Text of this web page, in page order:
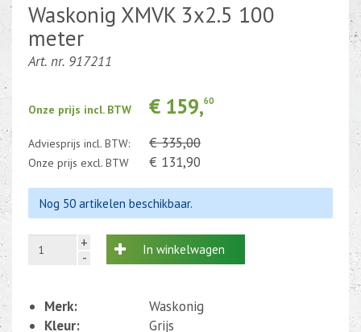
CEE-stekker-contra 380-230V
Beweging-Tijd-Rook Sensors
Outletdeals
Bulkverpakking
Waskonig XMVK 3x2.5 100
meter
Art. nr. 917211
Onze prijs incl. BTW € 159,60
Adviesprijs incl. BTW: € 335,00
Onze prijs excl. BTW € 131,90
Nog 50 artikelen beschikbaar.
+
-
In winkelwagen
Merk:
Waskonig
Kleur:
Grijs